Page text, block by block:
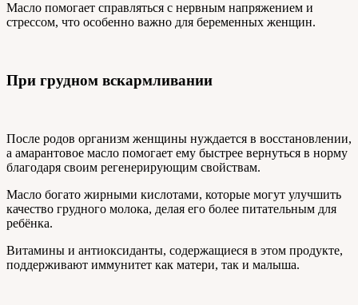
Масло помогает справляться с нервным напряжением и
стрессом, что особенно важно для беременных женщин.
При грудном вскармливании
После родов организм женщины нуждается в восстановлении,
а амарантовое масло помогает ему быстрее вернуться в норму
благодаря своим регенерирующим свойствам.
Масло богато жирными кислотами, которые могут улучшить
качество грудного молока, делая его более питательным для
ребёнка.
Витамины и антиоксиданты, содержащиеся в этом продукте,
поддерживают иммунитет как матери, так и малыша.